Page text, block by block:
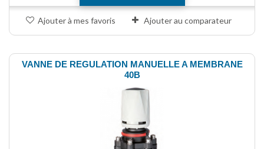
Ajouter à mes favoris Ajouter au comparateur
VANNE DE REGULATION MANUELLE A MEMBRANE
40B